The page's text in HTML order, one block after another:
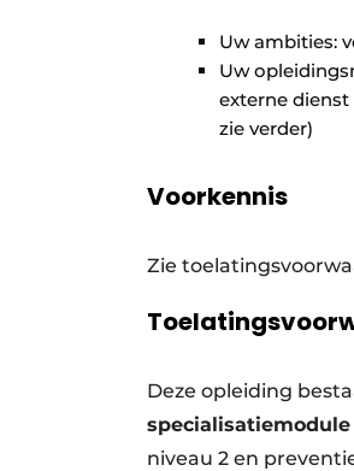
Uw ambities:
Uw
externe
zie verder)
Voorkennis
Zie
Deze opleiding
specialisatiemodule
niveau 2 en